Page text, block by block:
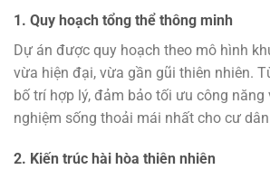
1. Quy hoạch tổng thể thông minh
Dự án được quy hoạch theo mô hình
vừa hiện đại, vừa gần gũi thiên nhiên.
bố trí hợp lý, đảm bảo tối ưu công năng
nghiệm sống thoải mái nhất cho cư
2. Kiến trúc hài hòa thiên nhiên